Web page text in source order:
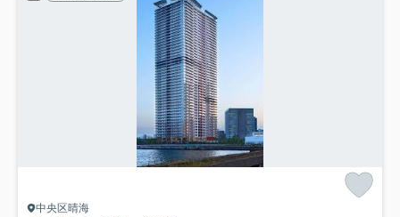
中央区晴海